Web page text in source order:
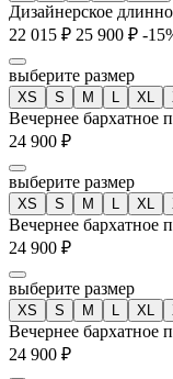
Дизайнерское
22 015 ₽ 25 900 ₽ -
выберите размер
XS S M L XL
Вечернее бархатное
24 900 ₽
выберите размер
XS S M L XL
Вечернее бархатное
24 900 ₽
выберите размер
XS S M L XL
Вечернее бархатное
24 900 ₽